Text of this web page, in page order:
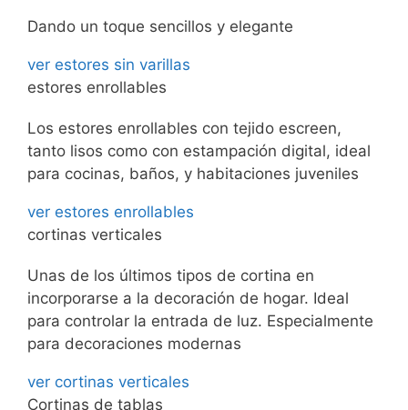
Dando un toque sencillos y elegante
ver estores sin varillas
estores enrollables
Los estores enrollables con tejido escreen,
tanto lisos como con estampación digital, ideal
para cocinas, baños, y habitaciones juveniles
ver estores enrollables
cortinas verticales
Unas de los últimos tipos de cortina en
incorporarse a la decoración de hogar. Ideal
para controlar la entrada de luz. Especialmente
para decoraciones modernas
ver cortinas verticales
Cortinas de tablas